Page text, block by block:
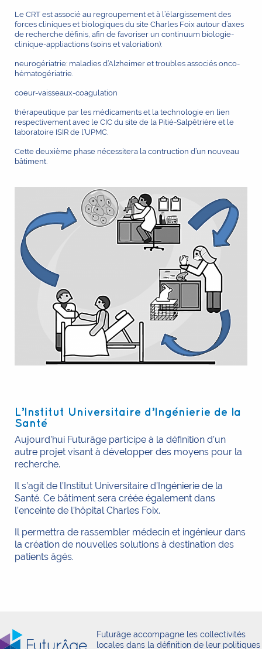
Le CRT est associé au regroupement et à l’élargissement des
forces cliniques et biologiques du site Charles Foix autour d’axes
de recherche définis, afin de favoriser un continuum biologie-
clinique-appliactions (soins et valoriation):
neurogériatrie: maladies d’Alzheimer et troubles associés onco-
hématogériatrie.
coeur-vaisseaux-coagulation
thérapeutique par les médicaments et la technologie en lien
respectivement avec le CIC du site de la Pitié-Salpêtrière et le
laboratoire ISIR de l’UPMC.
Cette deuxième phase nécessitera la contruction d’un nouveau
bâtiment.
L’Institut Universitaire d’Ingénierie de la
Santé
Aujourd’hui Futurâge participe à la définition d’un
autre projet visant à développer des moyens pour la
recherche.
Il s’agit de l’Institut Universitaire d’Ingénierie de la
Santé. Ce bâtiment sera créée également dans
l’enceinte de l’hôpital Charles Foix.
Il permettra de rassembler médecin et ingénieur dans
la création de nouvelles solutions à destination des
patients âgés.
Futurâge accompagne les collectivités
locales dans la définition de leur politiques